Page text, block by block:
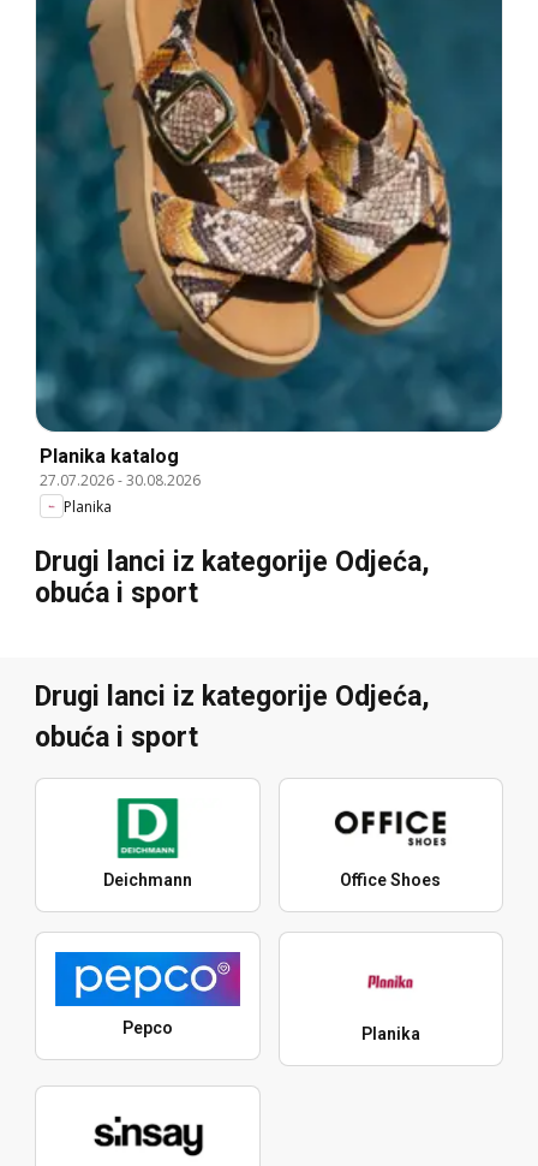
Planika katalog
27.07.2026-30.08.2026
Planika
Drugi lanci iz kategorije Odjeća,
obuća i sport
Drugi lanci iz kategorije Odjeća,
obuća i sport
Deichmann Office Shoes
Pepco Planika